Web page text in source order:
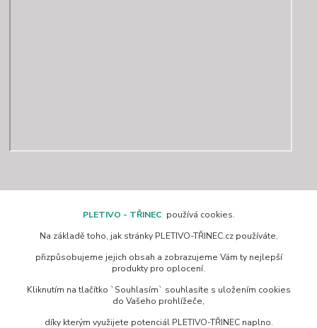
www.pletivo-trinec.cz
Raszka Petr
+420 725 944 049
Denně 10.00–21.00 hod
PLETIVO - TŘINEC používá cookies.
Na základě toho, jak stránky PLETIVO-TŘINEC.cz používáte,
přizpůsobujeme jejich obsah a zobrazujeme Vám ty nejlepší
produkty pro oplocení.
Kliknutím na tlačítko `Souhlasím` souhlasíte s uložením cookies
do Vašeho prohlížeče,
díky kterým využijete potenciál PLETIVO-TŘINEC naplno.